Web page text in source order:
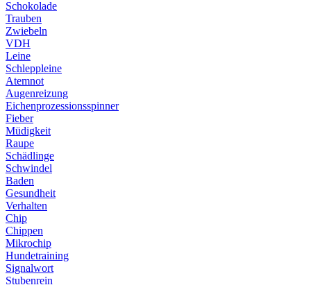
Schokolade
Trauben
Zwiebeln
VDH
Leine
Schleppleine
Atemnot
Augenreizung
Eichenprozessionsspinner
Fieber
Müdigkeit
Raupe
Schädlinge
Schwindel
Baden
Gesundheit
Verhalten
Chip
Chippen
Mikrochip
Hundetraining
Signalwort
Stubenrein